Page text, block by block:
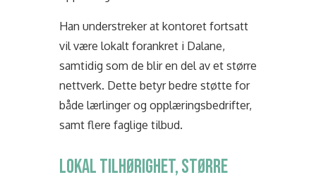
Han understreker at kontoret fortsatt
vil være lokalt forankret i Dalane,
samtidig som de blir en del av et større
nettverk. Dette betyr bedre støtte for
både lærlinger og opplæringsbedrifter,
samt flere faglige tilbud.
LOKAL TILHØRIGHET, STØRRE